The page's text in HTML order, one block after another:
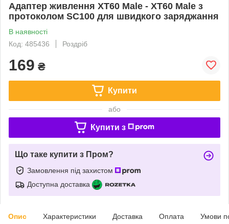
Адаптер живлення XT60 Male - XT60 Male з
протоколом SC100 для швидкого заряджання
В наявності
Код: 485436
Роздріб
169 ₴
Купити
або
Купити з
Що таке купити з Пром?
Замовлення під захистом
Доступна доставка
Опис Характеристики Доставка Оплата Умови